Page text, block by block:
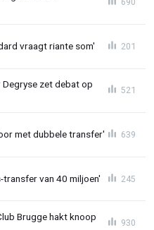
vraagt riante som' 201
zet debat op
521
met dubbele transfer' 639
transfer van 40 miljoen' 245
Brugge hakt knoop
930